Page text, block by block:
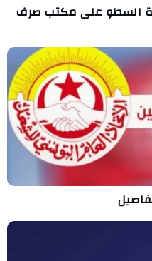
السطو على مكتب صرف